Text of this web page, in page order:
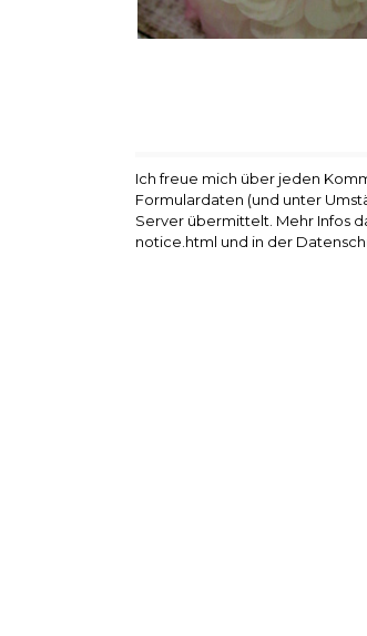
Ich freue mich über jeden
Formulardaten (und unter
Server übermittelt. Mehr Infos
notice.html und in der